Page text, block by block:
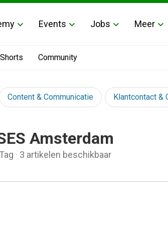
Events Jobs Meer
Shorts Community
Content & Communicatie Klantcontact &
Amsterdam
Tag · 3 artikelen beschikbaar